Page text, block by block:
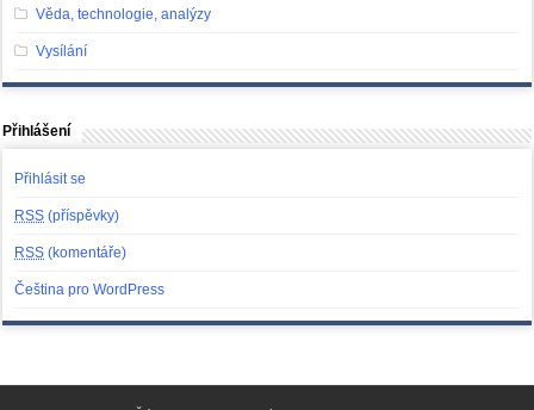
Věda, technologie, analýzy
Vysílání
Přihlášení
Přihlásit se
RSS (příspěvky)
RSS (komentáře)
Čeština pro WordPress